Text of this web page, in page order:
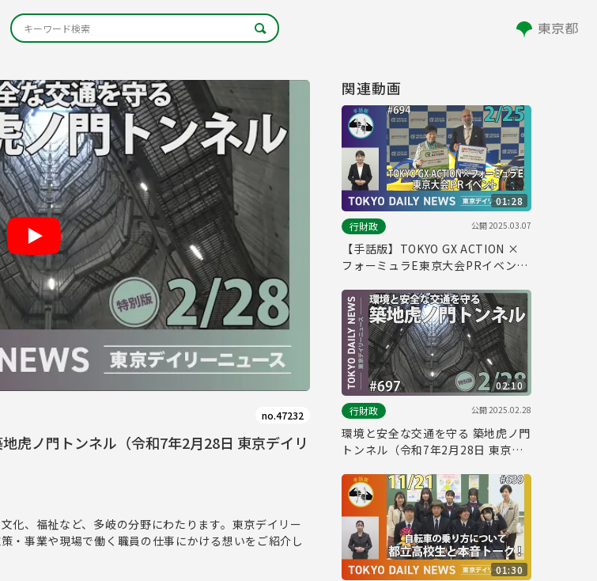
no.47232
虎ノ門トンネル（令和7年2月28日 東京デイリ
化、福祉など、多岐の分野にわたります。東京デイリー
・事業や現場で働く職員の仕事にかける想いをご紹介し
関連動画
01:28
行財政
公開2025.03.07
【手話版】TOKYO GX ACTION ×
フォーミュラE東京大会PRイベント
ュース No.694）
02:10
行財政
公開2025.02.28
環境と安全な交通を守る 築地虎ノ門
トンネル（令和7年2月28日 東京デ
01:30